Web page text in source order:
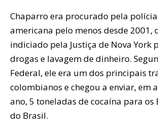
Chaparro era procurado pela
americana pelo menos desde 2001,
indiciado pela Justiça de Nova York
drogas e lavagem de dinheiro.
Federal, ele era um dos principais
colombianos e chegou a enviar, em
ano, 5 toneladas de cocaína para os
do Brasil.